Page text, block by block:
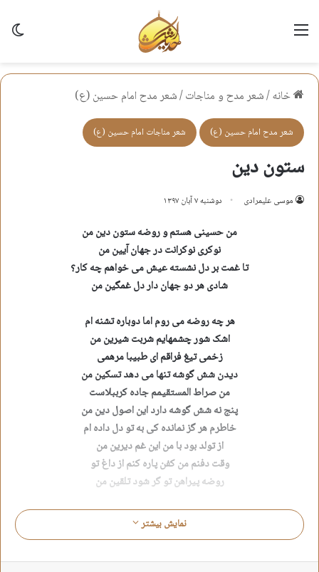
منو
خانه/شعر مدح و مناجات/شعر مدح امام حسين (ع)
شعر مدح امام حسين (ع) شعر مناجات امام حسين (ع)
ستون دین
موسی علیمرادی دوشنبه ۷ آبان ۱۳۹۷
من حسینی هستم و روضه ستون دین من
نوکری نوکرانت در جهان آیین من
تا غمت بر دل نشسته عیش می خواهم چه کار؟
شادی هر دو جهان دار دل غمگین من
هر چه روضه می روم اما دوباره تشنه ام
اشک شور چشمهایم شربت شیرین من
زخمی تیغ فراقم ای طبیبا مرهمی
دیدن شش گوشه تنها می دهد تسکین من
من صراط المستقیمم جاده کرببلاست
پنج نه شش گوشه دارد این اصول دین من
خاطرم هر گز نمانده کی به تو دل داده ام
از تولد بود با من این غم دیرین من
وقت دفنم من کفن پاره کنم از داغ تو
روضه پیراهن تو گر شود تلقین من
موسی علیمرادی
شعر روضه
شعر مدح و مناجات امام حسين
نمایش بیشتر